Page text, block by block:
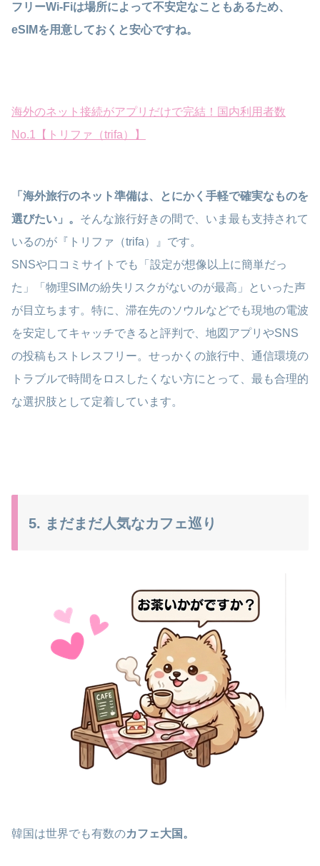
フリーWi-Fiは場所によって不安定なこともあるため、
eSIMを用意しておくと安心ですね。
海外のネット接続がアプリだけで完結！国内利用者数
No.1【トリファ（trifa）】
「海外旅行のネット準備は、とにかく手軽で確実なものを
選びたい」。 そんな旅行好きの間で、いま最も支持されて
いるのが『トリファ（trifa）』です。
SNSや口コミサイトでも「設定が想像以上に簡単だっ
た」「物理SIMの紛失リスクがないのが最高」といった声
が目立ちます。特に、滞在先のソウルなどでも現地の電波
を安定してキャッチできると評判で、地図アプリやSNS
の投稿もストレスフリー。せっかくの旅行中、通信環境の
トラブルで時間をロスしたくない方にとって、最も合理的
な選択肢として定着しています。
5. まだまだ人気なカフェ巡り
韓国は世界でも有数のカフェ大国。